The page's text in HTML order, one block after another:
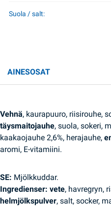
Suola / salt:
AINESOSAT
Vehnä, kaurapuuro, riisirouhe,
täysmaitojauhe, suola, sokeri,
kaakaojauhe 2,6%, herajauhe,
aromi, E-vitamiini.
SE: Mjölkkuddar.
Ingredienser: vete, havregryn,
helmjölkspulver, salt, socker,